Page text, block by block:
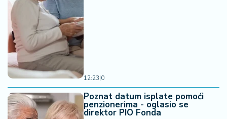
12:23|0
Poznat datum isplate pomoći
penzionerima - oglasio se
direktor PIO Fonda